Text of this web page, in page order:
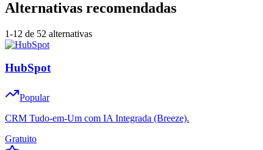
Alternativas recomendadas
1-12 de 52 alternativas
HubSpot
Popular
CRM Tudo-em-Um com IA Integrada (Breeze).
Gratuito